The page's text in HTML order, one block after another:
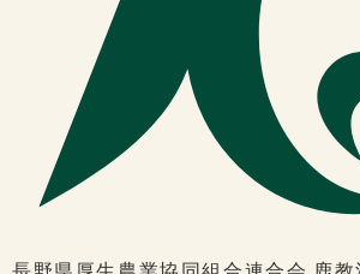
2024年8月21日（水）より迷惑行
ております。詳細については以下
迷惑行為について